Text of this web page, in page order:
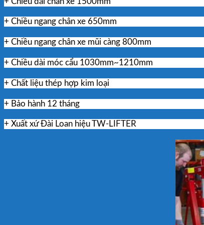
+ Chiều ngang chân xe 650mm
+ Chiều ngang chân xe mũi càng 800mm
+ Chiều dài móc cẩu 1030mm~1210mm
+ Chất liệu thép hợp kim loại
+ Bảo hành 12 tháng
+ Xuất xứ Đài Loan hiệu TW-LIFTER